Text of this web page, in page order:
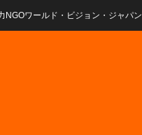
NGOワールド・ビジョン・ジャパ